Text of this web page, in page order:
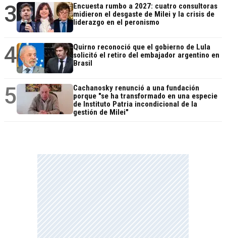
3
Encuesta rumbo a 2027: cuatro consultoras
midieron el desgaste de Milei y la crisis de
liderazgo en el peronismo
4
Quirno reconoció que el gobierno de Lula
solicitó el retiro del embajador argentino en
Brasil
5
Cachanosky renunció a una fundación
porque "se ha transformado en una especie
de Instituto Patria incondicional de la
gestión de Milei"